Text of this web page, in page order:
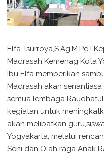
Elfa Tsurroya,S.Ag,M.Pd.I
Madrasah Kemenag Kota
Ibu Elfa memberikan
Madrasah akan
semua lembaga
kegiatan untuk
akan melibatkan
Yogyakarta, melalui
Seni dan Olah raga Anak